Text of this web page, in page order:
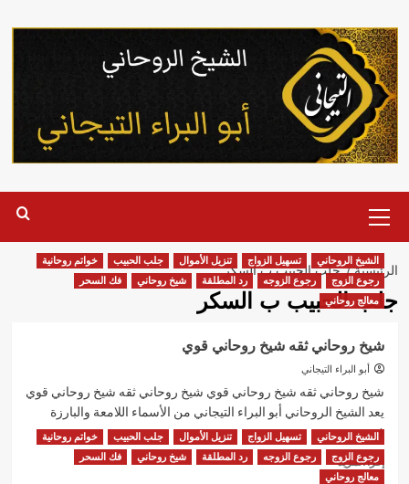
إلى
المحتوى
الرئيسية
الرئيسية جلب الحبيب ب السكر
جلب الحبيب ب السكر
الشيخ الروحاني تسهيل الزواج تنزيل الأموال جلب الحبيب
خواتم روحانية
رجوع الزوج
رجوع الزوجه رد المطلقة شيخ روحاني
فك السحر
معالج روحاني
شيخ روحاني ثقه شيخ روحاني قوي
أبو البراء التيجاني
شيخ روحاني ثقه شيخ روحاني قوي شيخ روحاني ثقه شيخ روحاني قوي
يعد الشيخ الروحاني أبو البراء التيجاني من الأسماء اللامعة والبارزة
في...
إقرأ المزيداقرأ
المزيد
الشيخ الروحاني تسهيل الزواج تنزيل الأموال جلب الحبيب
خواتم روحانية
رجوع الزوج
رجوع الزوجه رد المطلقة شيخ روحاني
فك السحر
معالج روحاني